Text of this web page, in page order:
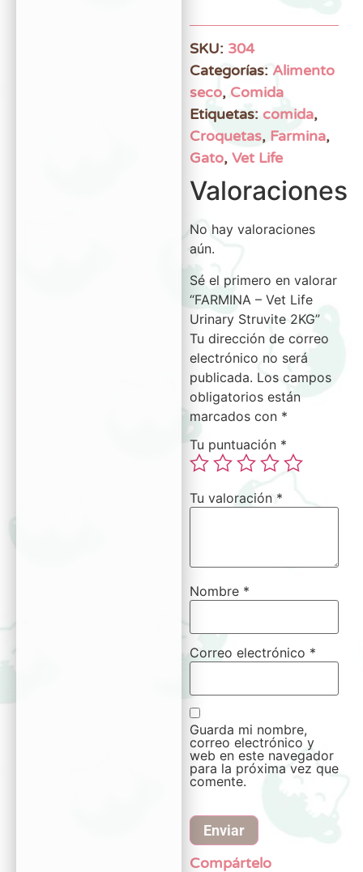
SKU: 304
Categorías: Alimento
seco, Comida
Etiquetas: comida,
Croquetas, Farmina,
Gato, Vet Life
Valoraciones
No hay valoraciones
aún.
Sé el primero en valorar
“FARMINA – Vet Life
Urinary Struvite 2KG”
Tu dirección de correo
electrónico no será
publicada. Los campos
obligatorios están
marcados con *
Tu puntuación *
Tu valoración *
Nombre *
Correo electrónico *
Guarda mi nombre,
correo electrónico y
web en este navegador
para la próxima vez que
comente.
Compártelo